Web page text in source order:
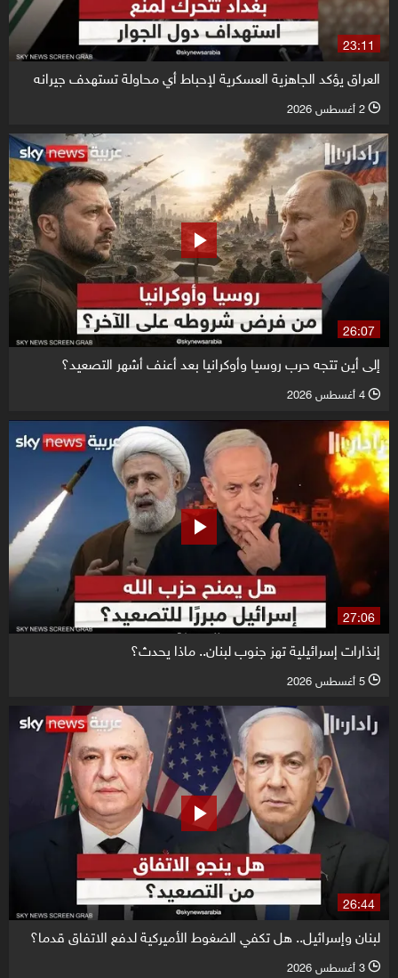
23:11
العراق يؤكد الجاهزية العسكرية لإحباط أي محاولة تستهدف جيرانه
l 2 أغسطس 2026
26:07
إلى أين تتجه حرب روسيا وأوكرانيا بعد أعنف أشهر التصعيد؟
l 4 أغسطس 2026
27:06
إنذارات إسرائيلية تهز جنوب لبنان.. ماذا يحدث؟
l 5 أغسطس 2026
26:44
لبنان وإسرائيل.. هل تكفي الضغوط الأميركية لدفع الاتفاق قدما؟
l 3 أغسطس 2026